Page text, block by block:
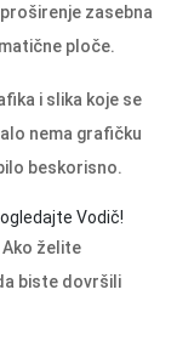
zasebna
ploče.
i slika koje se
nema grafičku
beskorisno.
Vodič!
želite
biste dovršili